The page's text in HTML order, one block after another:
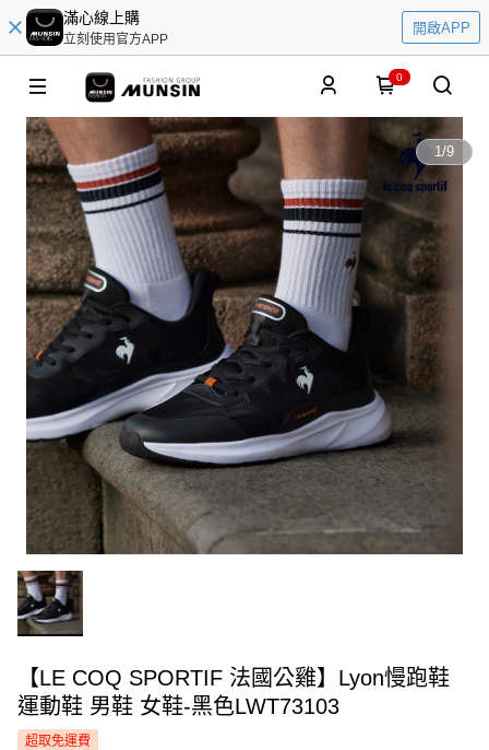
滿心線上購
立刻使用官方APP
開啟APP
0
1/9
【LE COQ SPORTIF 法國公雞】Lyon慢跑鞋
運動鞋 男鞋 女鞋-黑色LWT73103
超取免運費